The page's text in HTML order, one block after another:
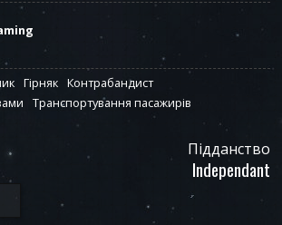
Гірняк Контрабандист
Транспортування пасажирів
Підданство
Independant